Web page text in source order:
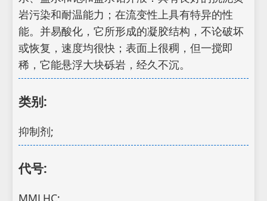
岩污染和耐温能力；在流变性上具有特异的性
能。并易酸化，它所形成的凝胶结构，不论破坏
或恢复，速度均很快；表面上很稠，但一搅即
稀，它能悬浮大块砾岩，经久不沉。
类别:
抑制剂;
代号:
MMLHC;